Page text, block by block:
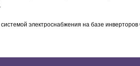
электроснабжения на базе